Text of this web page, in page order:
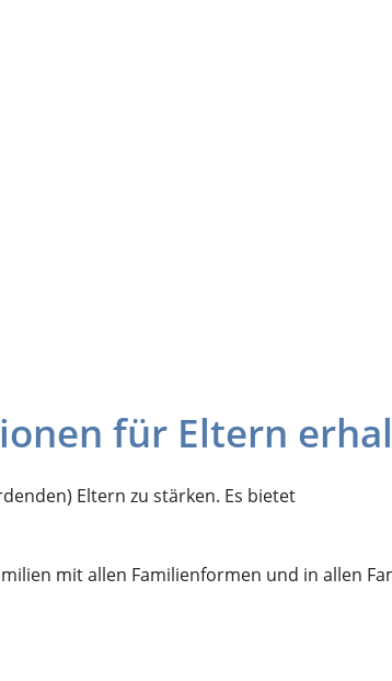
für Eltern
Eltern zu stärken. Es bietet
mit allen Familienformen und in allen